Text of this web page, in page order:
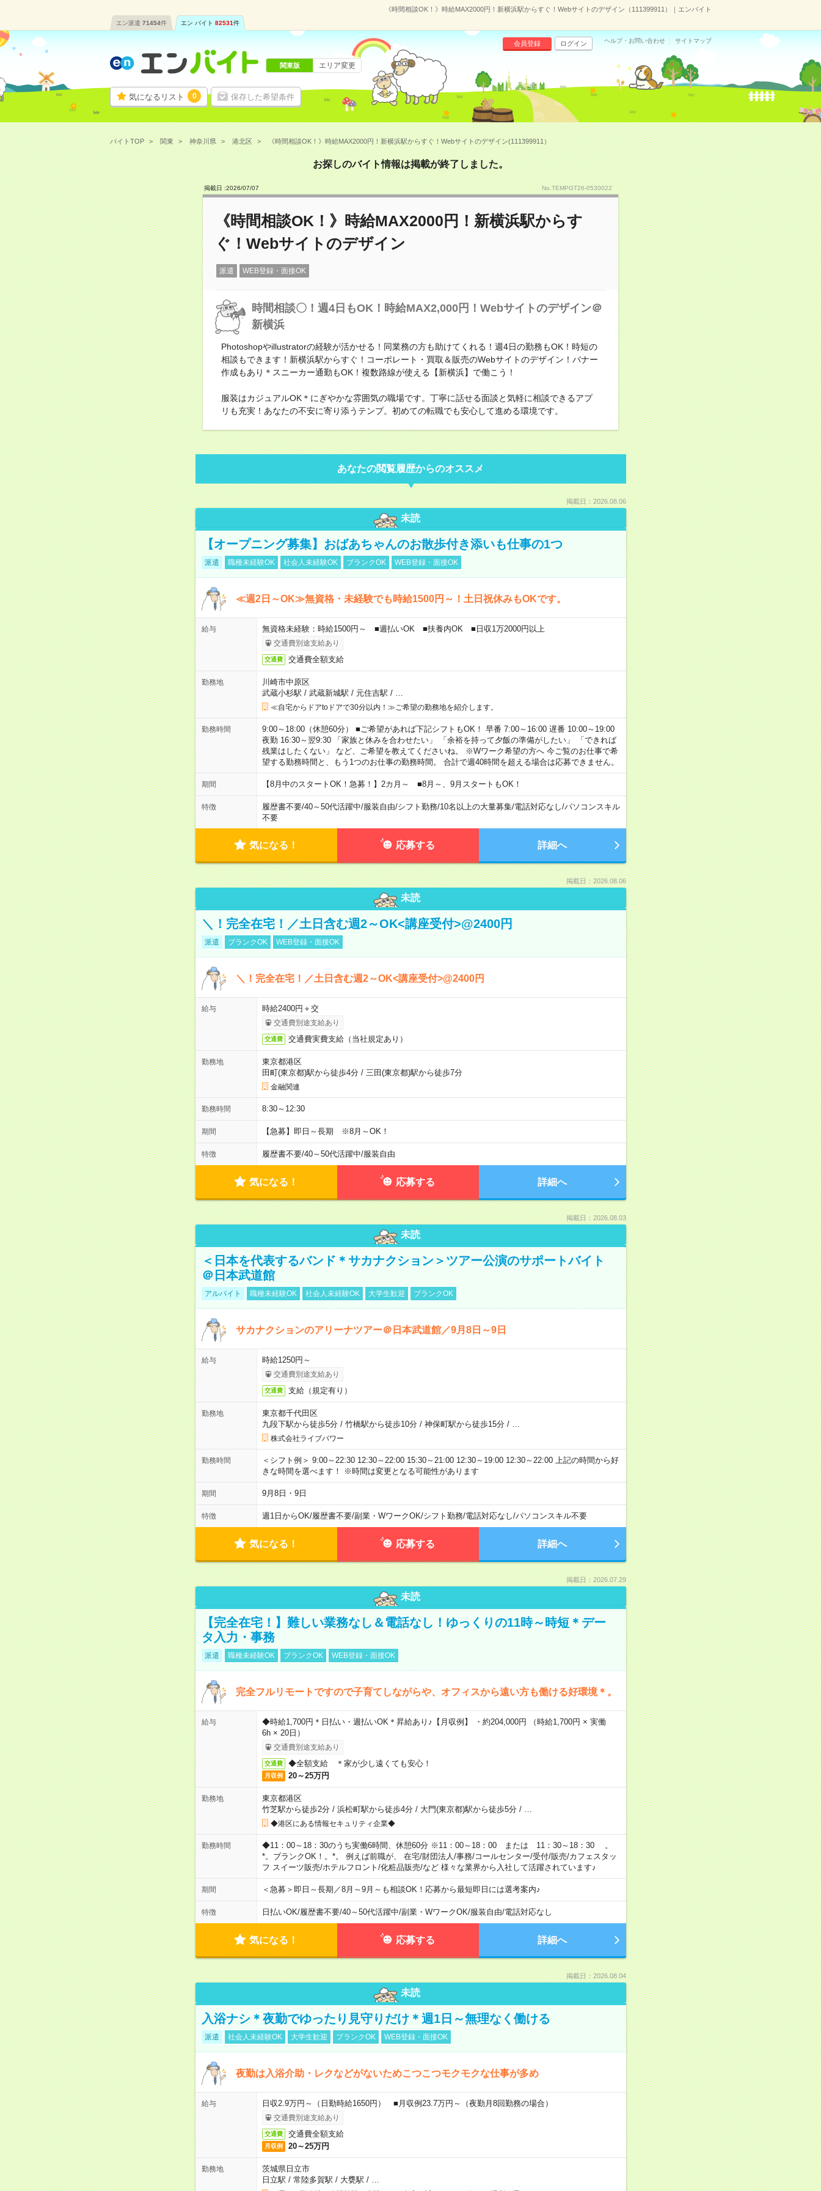
《時間相談OK！》時給MAX2000円！新横浜駅からすぐ！Webサイトのデザイン（111399911）｜エンバイト
エン派遣 71454件 エン バイト 82531件
気になるリスト 0 保存した希望条件
会員登録 ログイン ヘルプ・お問い合わせ サイトマップ
関東版 エリア変更
バイトTOP 関東 神奈川県 港北区 《時間相談OK！》時給MAX2000円！新横浜駅からすぐ！Webサイトのデザイン(111399911）
お探しのバイト情報は掲載が終了しました。
掲載日 :2026/07/07 No.TEMPGT26-0530022
《時間相談OK！》時給MAX2000円！新横浜駅からす
ぐ！Webサイトのデザイン
派遣 WEB登録・面接OK
時間相談〇！週4日もOK！時給MAX2,000円！Webサイトのデザイン＠
新横浜
Photoshopやillustratorの経験が活かせる！同業務の方も助けてくれる！週4日の勤務もOK！時短の
相談もできます！新横浜駅からすぐ！コーポレート・買取＆販売のWebサイトのデザイン！バナー
作成もあり＊スニーカー通勤もOK！複数路線が使える【新横浜】で働こう！
服装はカジュアルOK＊にぎやかな雰囲気の職場です。丁寧に話せる面談と気軽に相談できるアプ
リも充実！あなたの不安に寄り添うテンプ。初めての転職でも安心して進める環境です。
あなたの閲覧履歴からのオススメ
掲載日：2026.08.06
未読
【オープニング募集】おばあちゃんのお散歩付き添いも仕事の1つ
派遣 職種未経験OK 社会人未経験OK ブランクOK WEB登録・面接OK
≪週2日～OK≫無資格・未経験でも時給1500円～！土日祝休みもOKです。
給与 無資格未経験：時給1500円～ ■週払いOK ■扶養内OK ■日収1万2000円以上
交通費別途支給あり
交通費 交通費全額支給
勤務地
川崎市中原区
武蔵小杉駅 / 武蔵新城駅 / 元住吉駅 /
≪自宅からドアtoドアで30分以内！≫ご希望の勤務地を紹介します。
勤務時間
9:00～18:00（休憩60分） ■ご希望があれば下記シフトもOK！ 早番 7:00～16:00 遅番 10:00～19:00
夜勤 16:30～翌9:30 「家族と休みを合わせたい」 「余裕を持って夕飯の準備がしたい」 「できれば
残業はしたくない」 など、ご希望を教えてくださいね。 ※Wワーク希望の方へ 今ご覧のお仕事で希
望する勤務時間と、もう1つのお仕事の勤務時間。 合計で週40時間を超える場合は応募できません。
期間 【8月中のスタートOK！急募！】2カ月～ ■8月～、9月スタートもOK！
特徴 履歴書不要/40～50代活躍中/服装自由/シフト勤務/10名以上の大量募集/電話対応なし/パソコンスキル
不要
気になる！ 応募する 詳細へ
掲載日：2026.08.06
未読
＼！完全在宅！／土日含む週2～OK<講座受付>@2400円
派遣 ブランクOK WEB登録・面接OK
＼！完全在宅！／土日含む週2～OK<講座受付>@2400円
給与 時給2400円＋交
交通費別途支給あり
交通費 交通費実費支給（当社規定あり）
勤務地
東京都港区
田町(東京都)駅から徒歩4分/ 三田(東京都)駅から徒歩7分
金融関連
勤務時間 8:30～12:30
期間 【急募】即日～長期 ※8月～OK！
特徴 履歴書不要/40～50代活躍中/服装自由
気になる！ 応募する 詳細へ
掲載日：2026.08.03
未読
＜日本を代表するバンド＊サカナクション＞ツアー公演のサポートバイト
＠日本武道館
アルバイト 職種未経験OK 社会人未経験OK 大学生歓迎 ブランクOK
サカナクションのアリーナツアー＠日本武道館／9月8日～9日
給与 時給1250円～
交通費別途支給あり
交通費 支給（規定有り）
勤務地
東京都千代田区
九段下駅から徒歩5分/ 竹橋駅から徒歩10分/ 神保町駅から徒歩15分/
株式会社ライブパワー
勤務時間
＜シフト例＞ 9:00～22:30 12:30～22:00 15:30～21:00 12:30～19:00 12:30～22:00 上記の時間から好
きな時間を選べます！ ※時間は変更となる可能性があります
期間 9月8日・9日
特徴 週1日からOK/履歴書不要/副業・WワークOK/シフト勤務/電話対応なし/パソコンスキル不要
気になる！ 応募する 詳細へ
掲載日：2026.07.29
未読
【完全在宅！】難しい業務なし＆電話なし！ゆっくりの11時～時短＊デー
タ入力・事務
派遣 職種未経験OK ブランクOK WEB登録・面接OK
完全フルリモートですので子育てしながらや、オフィスから遠い方も働ける好環境＊。
給与
◆時給1,700円＊日払い・週払いOK＊昇給あり♪【月収例】 ・約204,000円 （時給1,700円 × 実働
6h × 20日）
交通費別途支給あり
交通費 ◆全額支給 ＊家が少し遠くても安心！
月収例 20～25万円
勤務地
東京都港区
竹芝駅から徒歩2分/ 浜松町駅から徒歩4分/ 大門(東京都)駅から徒歩5分/
◆港区にある情報セキュリティ企業◆
勤務時間
◆11：00～18：30のうち実働6時間、休憩60分 ※11：00～18：00 または 11：30～18：30 。
*。ブランクOK！。*。 例えば前職が、 在宅/財団法人/事務/コールセンター/受付/販売/カフェスタッ
フ スイーツ販売/ホテルフロント/化粧品販売/など 様々な業界から入社して活躍されています♪
期間 ＜急募＞即日～長期／8月～9月～も相談OK！応募から最短即日には選考案内♪
特徴 日払いOK/履歴書不要/40～50代活躍中/副業・WワークOK/服装自由/電話対応なし
気になる！ 応募する 詳細へ
掲載日：2026.08.04
未読
入浴ナシ＊夜勤でゆったり見守りだけ＊週1日～無理なく働ける
派遣 社会人未経験OK 大学生歓迎 ブランクOK WEB登録・面接OK
夜勤は入浴介助・レクなどがないためこつこつモクモクな仕事が多め
給与 日収2.9万円～（日勤時給1650円） ■月収例23.7万円～（夜勤月8回勤務の場合）
交通費別途支給あり
交通費 交通費全額支給
月収例 20～25万円
勤務地
茨城県日立市
日立駅 / 常陸多賀駅 / 大甕駅 /